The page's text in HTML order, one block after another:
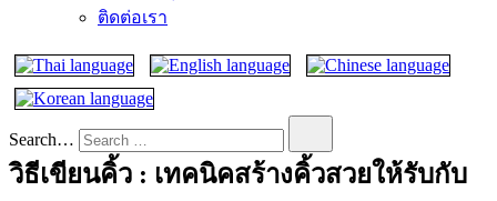
ติดต่อเรา
Search…
วิธีเขียนคิ้ว : เทคนิคสร้างคิ้วสวยให้รับกับ